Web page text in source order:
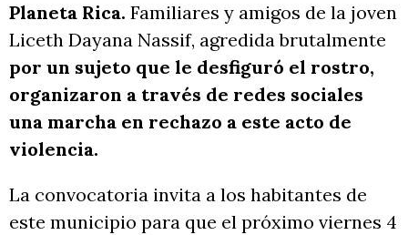
Planeta Rica. Familiares y amigos de la joven
Liceth Dayana Nassif, agredida brutalmente
por un sujeto que le desfiguró el rostro,
organizaron a través de redes sociales
una marcha en rechazo a este acto de
violencia.
La convocatoria invita a los habitantes de
este municipio para que el próximo viernes 4